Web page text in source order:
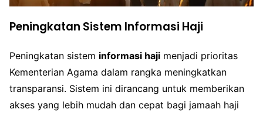
Peningkatan Sistem Informasi Haji
Peningkatan sistem informasi haji menjadi prioritas
Kementerian Agama dalam rangka meningkatkan
transparansi. Sistem ini dirancang untuk memberikan
akses yang lebih mudah dan cepat bagi jamaah haji